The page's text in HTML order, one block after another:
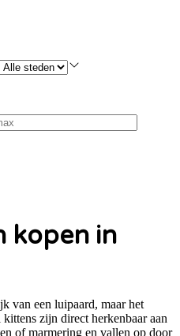
kopen in
van een luipaard, maar het
zijn direct herkenbaar aan
of marmering en vallen op door